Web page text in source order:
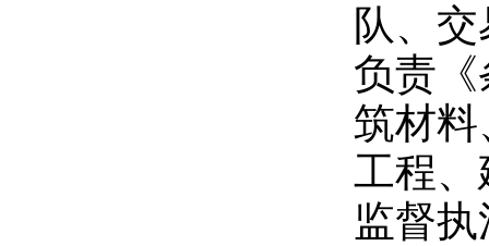
队、
负责
筑材
工程
监督